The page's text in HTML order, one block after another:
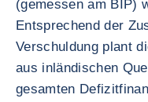
(gemessen am BIP)
Entsprechend der
Verschuldung plant
aus inländischen
gesamten